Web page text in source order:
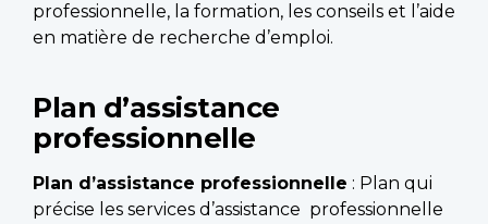
professionnelle, la formation, les conseils et l’aide
en matière de recherche d’emploi.
Plan d’assistance
professionnelle
Plan d’assistance professionnelle : Plan qui
précise les services d’assistance professionnelle